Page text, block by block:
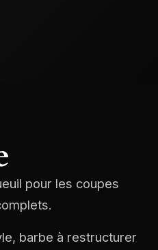
pour les coupes
barbe à restructurer